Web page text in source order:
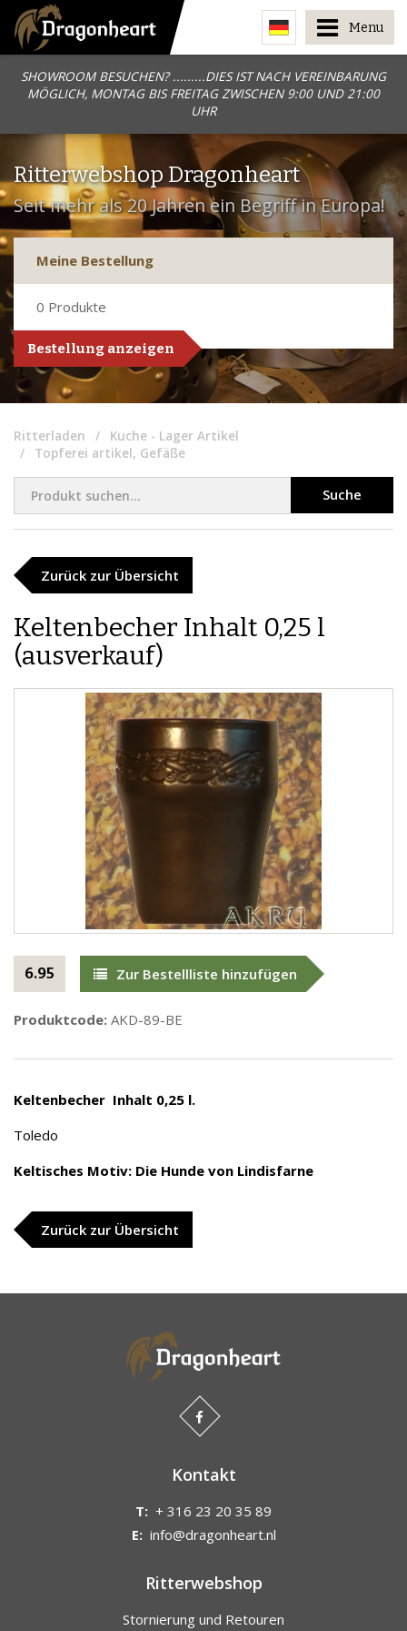
SHOWROOM BESUCHEN? .........DIES IST NACH VEREINBARUNG
MÖGLICH, MONTAG BIS FREITAG ZWISCHEN 9:00 UND 21:00
UHR
Menu
Ritterwebshop Dragonheart
Seit mehr als 20 Jahren ein Begriff in Europa!
Meine Bestellung
0 Produkte
Bestellung anzeigen
Ritterladen
Kuche - Lager Artikel
Topferei artikel, Gefäße
Suche
Zurück zur Übersicht
Keltenbecher Inhalt 0,25 l
(ausverkauf)
6.95 Zur Bestellliste hinzufügen
Produktcode: AKD-89-BE
Keltenbecher Inhalt 0,25 l.
Toledo
Keltisches Motiv: Die Hunde von Lindisfarne
Zurück zur Übersicht
Kontakt
T: + 316 23 20 35 89
E: info@dragonheart.nl
Ritterwebshop
Stornierung und Retouren